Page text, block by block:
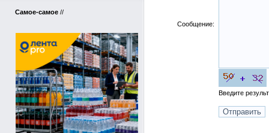
Самое-самое //
Сообщение:
Введите